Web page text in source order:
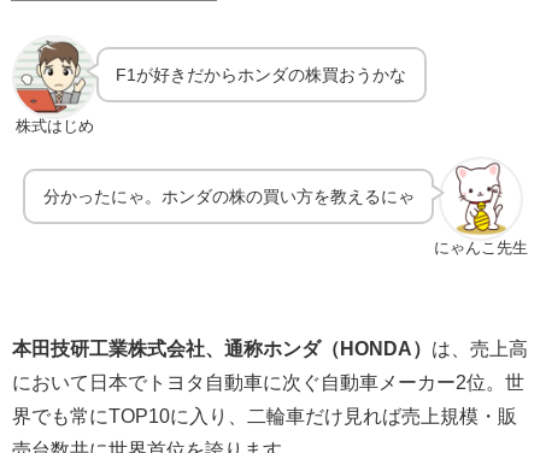
株式はじめ
F1が好きだからホンダの株買おうかな
にゃんこ先生
分かったにゃ。ホンダの株の買い方を教えるにゃ
本田技研工業株式会社、通称ホンダ（HONDA） は、売上高
において日本でトヨタ自動車に次ぐ自動車メーカー2位。世
界でも常にTOP10に入り、二輪車だけ見れば売上規模・販